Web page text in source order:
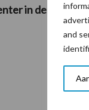
and
in de buurt